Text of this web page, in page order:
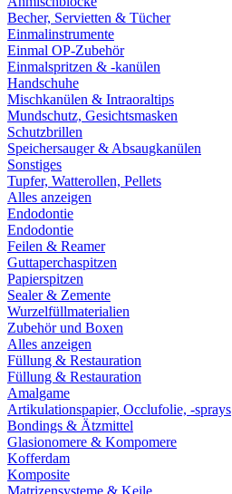
Becher, Servietten & Tücher
Einmalinstrumente
Einmal OP-Zubehör
Einmalspritzen & -kanülen
Handschuhe
Mischkanülen & Intraoraltips
Mundschutz, Gesichtsmasken
Schutzbrillen
Speichersauger & Absaugkanülen
Sonstiges
Tupfer, Watterollen, Pellets
Alles anzeigen
Endodontie
Endodontie
Feilen & Reamer
Guttaperchaspitzen
Papierspitzen
Sealer & Zemente
Wurzelfüllmaterialien
Zubehör und Boxen
Alles anzeigen
Füllung & Restauration
Füllung & Restauration
Amalgame
Artikulationspapier, Occlufolie, -sprays
Bondings & Ätzmittel
Glasionomere & Kompomere
Kofferdam
Komposite
Matrizensysteme & Keile